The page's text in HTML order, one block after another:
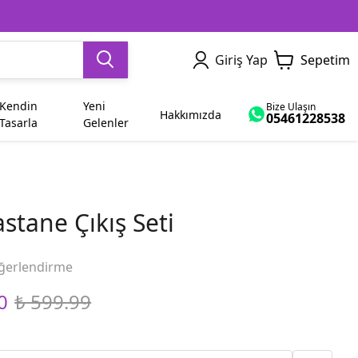
Giriş Yap Sepetim
Abla
Yenge
Kendin
Tasarla
Yeni
Gelenler
Hakkımızda Bize Ulaşın
05461228538
Çıkış Seti
₺ 599.99